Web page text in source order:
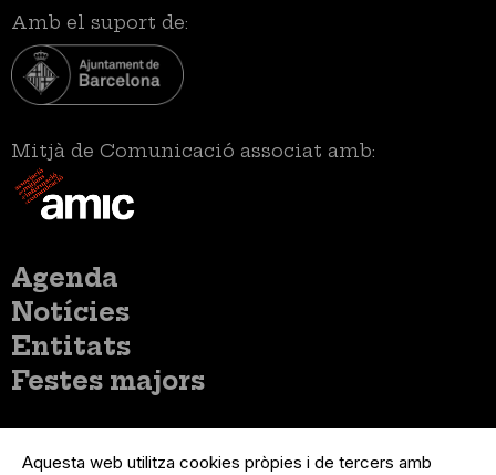
Amb el suport de:
Mitjà de Comunicació associat amb:
Menú
principal
Agenda
Notícies
Entitats
Festes majors
del
Aquesta web utilitza cookies pròpies i de tercers amb